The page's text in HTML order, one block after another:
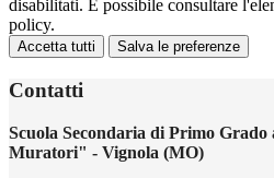
disabilitati. È possibile consultare
policy.
Accetta tutti Salva le preferenze
Contatti
Scuola Secondaria di Primo
Muratori" - Vignola (MO)